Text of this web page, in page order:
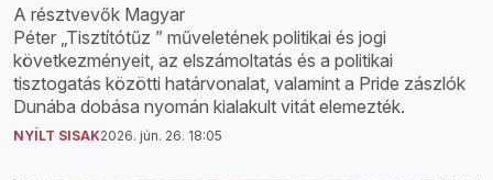
A résztvevők Magyar
Péter „Tisztítótűz ” műveletének politikai és jogi
következményeit, az elszámoltatás és a politikai
tisztogatás közötti határvonalat, valamint a Pride zászlók
Dunába dobása nyomán kialakult vitát elemezték.
NYÍLT SISAK2026. jún. 26. 18:05